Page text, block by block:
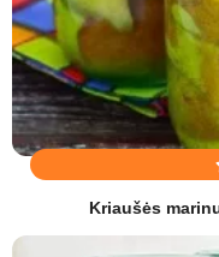
Kriaušės